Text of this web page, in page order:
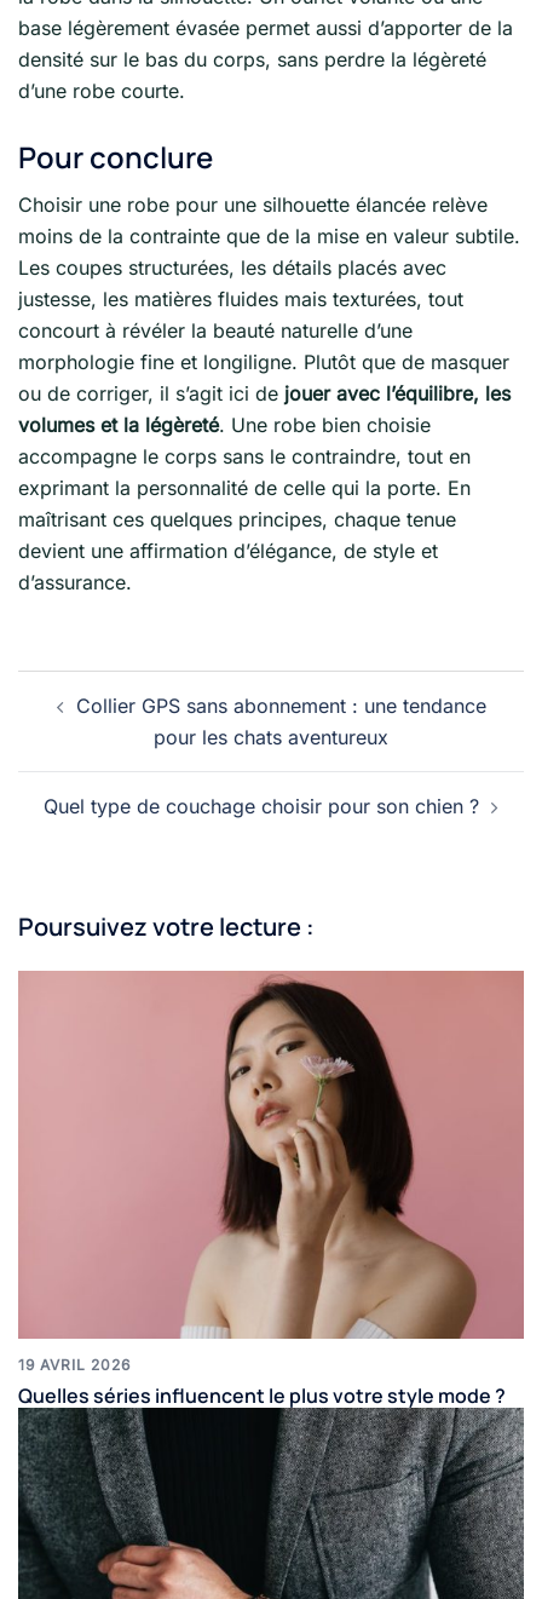
base légèrement évasée permet aussi d’apporter de la
densité sur le bas du corps, sans perdre la légèreté
d’une robe courte.
Pour conclure
Choisir une robe pour une silhouette élancée relève
moins de la contrainte que de la mise en valeur subtile.
Les coupes structurées, les détails placés avec
justesse, les matières fluides mais texturées, tout
concourt à révéler la beauté naturelle d’une
morphologie fine et longiligne. Plutôt que de masquer
ou de corriger, il s’agit ici de jouer avec l’équilibre, les
volumes et la légèreté. Une robe bien choisie
accompagne le corps sans le contraindre, tout en
exprimant la personnalité de celle qui la porte. En
maîtrisant ces quelques principes, chaque tenue
devient une affirmation d’élégance, de style et
d’assurance.
d’article
Collier GPS sans abonnement : une tendance
pour les chats aventureux
Quel type de couchage choisir pour son chien ?
Poursuivez votre lecture :
19 AVRIL 2026
Quelles séries influencent le plus votre style mode ?